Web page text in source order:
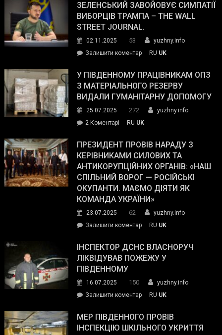
ЗЕЛЕНСЬКИЙ ЗАВОЙОВУЄ СИМПАТІЇ
ВИБОРЦІВ ТРАМПА – THE WALL
STREET JOURNAL.
02.11.2025 53
yuzhny.info
Залишити коментарon
завойовує
симпатії
виборців
The
Street
Journal.
RU UK
У ПІВДЕННОМУ ПРАЦІВНИКАМ ОПЗ
З МАТЕРІАЛЬНОГО РЕЗЕРВУ
ВИДАЛИ ГУМАНІТАРНУ ДОПОМОГУ
25.07.2025 272
yuzhny.info
2 Коментарі
Південному
працівникам
ОПЗ
з
матеріального
резерву
гуманітарну
допомогу
RU UK
ПРЕЗИДЕНТ ПРОВІВ НАРАДУ З
КЕРІВНИКАМИ СИЛОВИХ ТА
АНТИКОРУПЦІЙНИХ ОРГАНІВ: «НАШ
СПІЛЬНИЙ ВОРОГ — РОСІЙСЬКІ
ОКУПАНТИ. МАЄМО ДІЯТИ ЯК
КОМАНДА УКРАЇНИ»
23.07.2025 62
yuzhny.info
Залишити коментарon
провів
нараду
силових
та
органів:
«Наш
RU UK
ІНСПЕКТОР ДСНС ВЛАСНОРУЧ
ЛІКВІДУВАВ ПОЖЕЖУ У
ПІВДЕННОМУ
16.07.2025 150
yuzhny.info
Залишити коментарon
ДСНС
власноруч
RU UK
МЕР ПІВДЕННОГО ПРОВІВ
ІНСПЕКЦІЮ ШКІЛЬНОГО УКРИТТЯ